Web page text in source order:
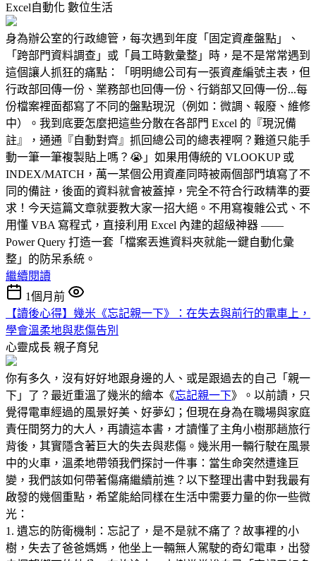
Excel自動化 數位生活
身為辦公室的行政總管，每次遇到年度「固定資產盤點」、
「跨部門資料調查」或「員工時數彙整」時，是不是常常遇到
這個讓人抓狂的痛點：「明明總公司有一張資產編號主表，但
行政部回傳一份、業務部也回傳一份、行銷部又回傳一份...每
份檔案裡面都寫了不同的盤點現況（例如：微調、報廢、維修
中）。我到底要怎麼把這些分散在各部門 Excel 的『現況備
註』，通通『自動對齊』抓回總公司的總表裡啊？難道只能手
動一筆一筆複製貼上嗎？😭」如果用傳統的 VLOOKUP 或
INDEX/MATCH，萬一某個公用資產同時被兩個部門填寫了不
同的備註，後面的資料就會被蓋掉，完全不符合行政精準的要
求！今天這篇文章就要教大家一招大絕。不用寫複雜公式、不
用懂 VBA 寫程式，直接利用 Excel 內建的超級神器 ——
Power Query 打造一套「檔案丟進資料夾就能一鍵自動化彙
整」的防呆系統。
繼續閱讀
1個月前
【讀後心得】幾米《忘記親一下》：在失去與前行的電車上，
學會溫柔地與悲傷告別
心靈成長 親子育兒
你有多久，沒有好好地跟身邊的人、或是跟過去的自己「親一
下」了？最近重溫了幾米的繪本《忘記親一下》。以前讀，只
覺得電車經過的風景好美、好夢幻；但現在身為在職場與家庭
責任間努力的大人，再讀這本書，才讀懂了主角小樹那趟旅行
背後，其實隱含著巨大的失去與悲傷。幾米用一輛行駛在風景
中的火車，溫柔地帶領我們探討一件事：當生命突然遭逢巨
變，我們該如何帶著傷痛繼續前進？以下整理出書中對我最有
啟發的幾個重點，希望能給同樣在生活中需要力量的你一些微
光：
1. 遺忘的防衛機制：忘記了，是不是就不痛了？故事裡的小
樹，失去了爸爸媽媽，他坐上一輛無人駕駛的奇幻電車，出發